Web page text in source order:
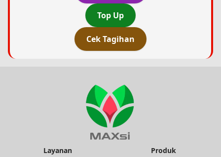
Top Up
Cek Tagihan
Layanan
Produk